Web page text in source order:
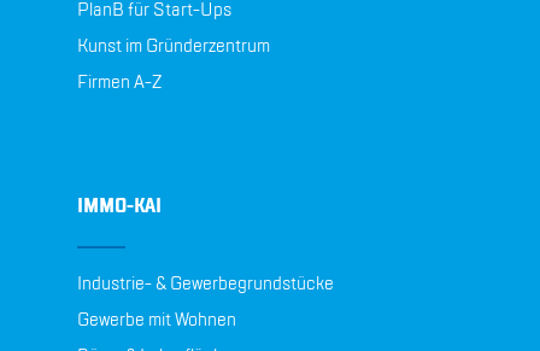
PlanB für Start-Ups
Kunst im Gründerzentrum
Firmen A-Z
IMMO-KAI
Industrie- & Gewerbegrundstücke
Gewerbe mit Wohnen